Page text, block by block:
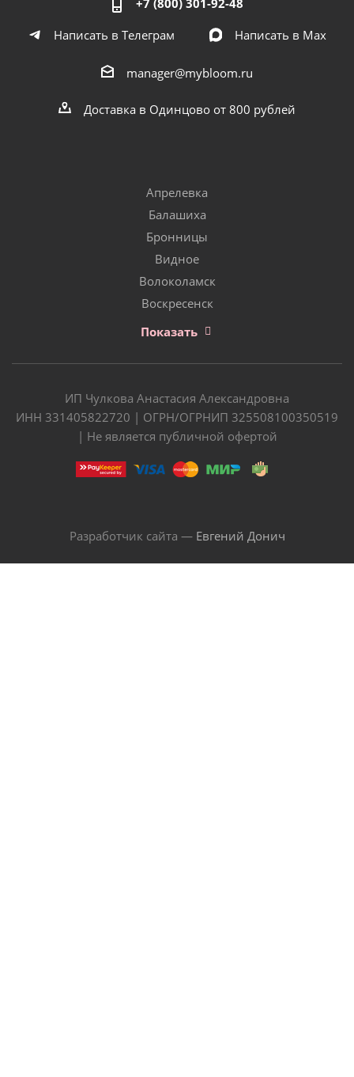
Написать в Телеграм
Написать в Мах
manager@mybloom.ru
Доставка в Одинцово от 800 рублей
Апрелевка
Балашиха
Бронницы
Видное
Волоколамск
Воскресенск
Показать
ИП Чулкова Анастасия Александровна
ИНН 331405822720 | ОГРН/ОГРНИП 325508100350519
| Не является публичной офертой
Разработчик сайта — Евгений Донич